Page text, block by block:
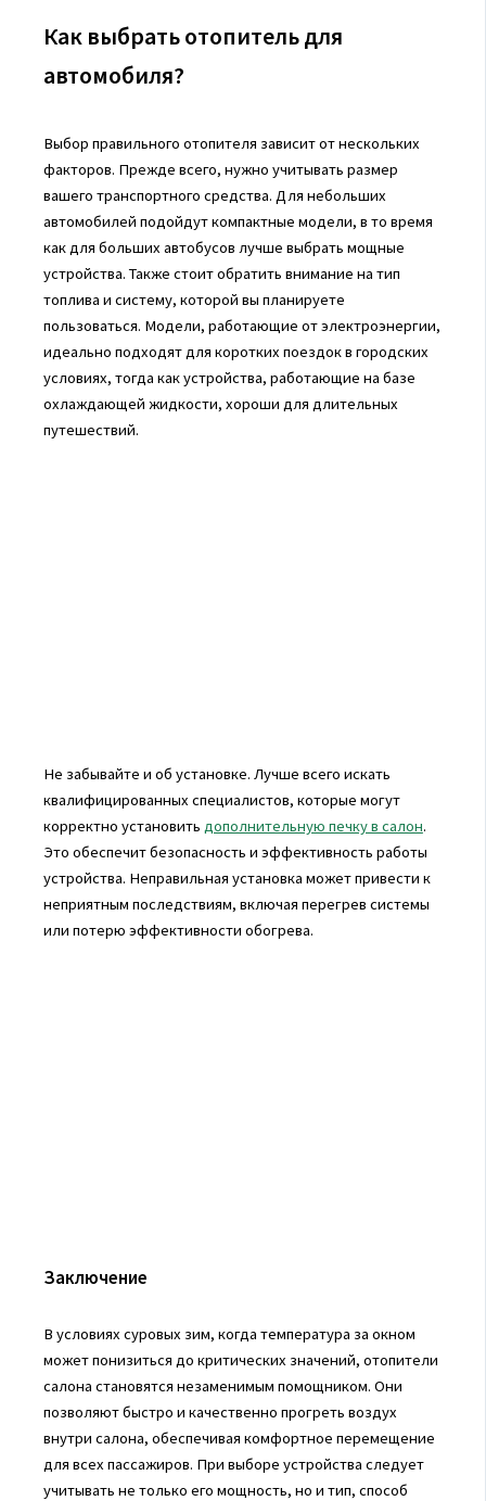
Как выбрать отопитель для
автомобиля?
Выбор правильного отопителя зависит от нескольких
факторов. Прежде всего, нужно учитывать размер
вашего транспортного средства. Для небольших
автомобилей подойдут компактные модели, в то время
как для больших автобусов лучше выбрать мощные
устройства. Также стоит обратить внимание на тип
топлива и систему, которой вы планируете
пользоваться. Модели, работающие от электроэнергии,
идеально подходят для коротких поездок в городских
условиях, тогда как устройства, работающие на базе
охлаждающей жидкости, хороши для длительных
путешествий.
Не забывайте и об установке. Лучше всего искать
квалифицированных специалистов, которые могут
корректно установить дополнительную печку в салон.
Это обеспечит безопасность и эффективность работы
устройства. Неправильная установка может привести к
неприятным последствиям, включая перегрев системы
или потерю эффективности обогрева.
Заключение
В условиях суровых зим, когда температура за окном
может понизиться до критических значений, отопители
салона становятся незаменимым помощником. Они
позволяют быстро и качественно прогреть воздух
внутри салона, обеспечивая комфортное перемещение
для всех пассажиров. При выборе устройства следует
учитывать не только его мощность, но и тип, способ